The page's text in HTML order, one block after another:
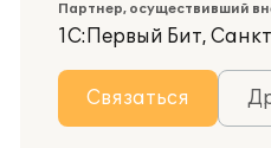
Партнер, осуществивший
1С:Первый Бит,
Связаться